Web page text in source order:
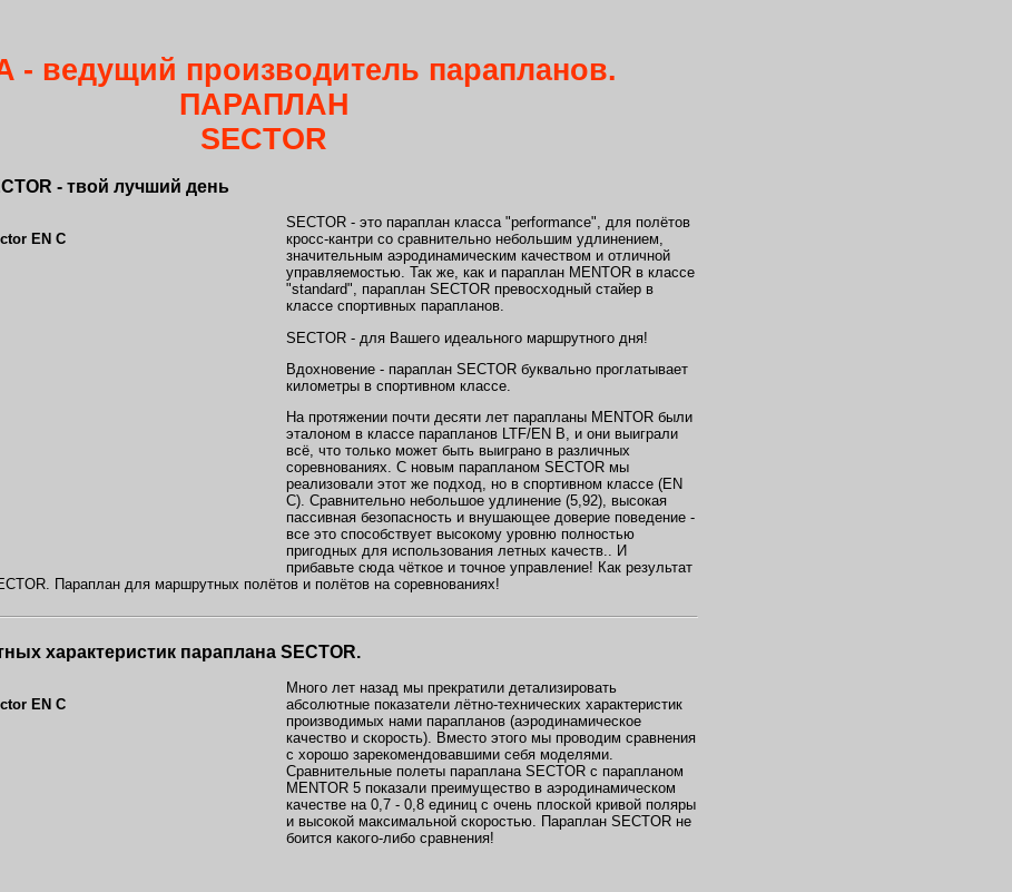
ПАРАПЛАН
SECTOR
- твой лучший день
SECTOR - это параплан класса "performance", для полётов
кросс-кантри со сравнительно небольшим удлинением,
значительным аэродинамическим качеством и отличной
управляемостью. Так же, как и параплан MENTOR в классе
"standard", параплан SECTOR превосходный стайер в
классе спортивных парапланов.
SECTOR - для Вашего идеального маршрутного дня!
Вдохновение - параплан SECTOR буквально проглатывает
километры в спортивном классе.
На протяжении почти десяти лет парапланы MENTOR были
эталоном в классе парапланов LTF/EN B, и они выиграли
всё, что только может быть выиграно в различных
соревнованиях. С новым парапланом SECTOR мы
реализовали этот же подход, но в спортивном классе (EN
C). Сравнительно небольшое удлинение (5,92), высокая
пассивная безопасность и внушающее доверие поведение -
все это способствует высокому уровню полностью
пригодных для использования летных качеств.. И
прибавьте сюда чёткое и точное управление! Как результат
Параплан для маршрутных полётов и полётов на соревнованиях!
характеристик параплана SECTOR.
Много лет назад мы прекратили детализировать
абсолютные показатели лётно-технических характеристик
производимых нами парапланов (аэродинамическое
качество и скорость). Вместо этого мы проводим сравнения
с хорошо зарекомендовавшими себя моделями.
Сравнительные полеты параплана SECTOR с парапланом
MENTOR 5 показали преимущество в аэродинамическом
качестве на 0,7 - 0,8 единиц с очень плоской кривой поляры
и высокой максимальной скоростью. Параплан SECTOR не
боится какого-либо сравнения!